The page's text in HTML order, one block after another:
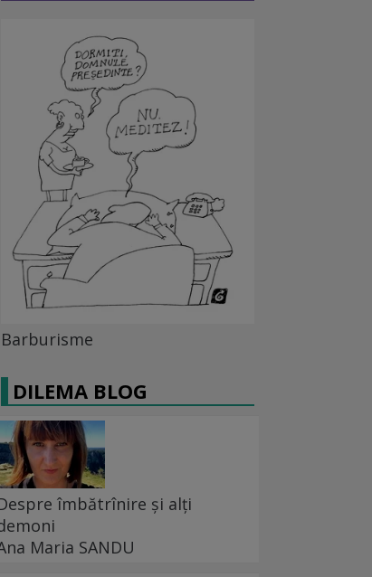
Barburisme
DILEMA BLOG
îmbătrînire și alți
Maria SANDU